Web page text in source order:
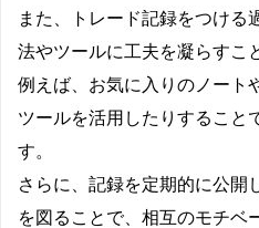
また、トレード記録をつける
法やツールに工夫を凝らすこ
例えば、お気に入りのノート
ツールを活用したりすること
す。
さらに、記録を定期的に公開
を図ることで、相互のモチベ